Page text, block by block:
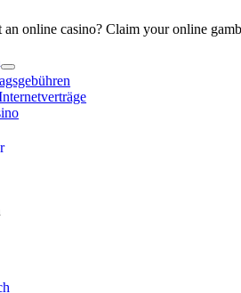
online casino? Claim your online